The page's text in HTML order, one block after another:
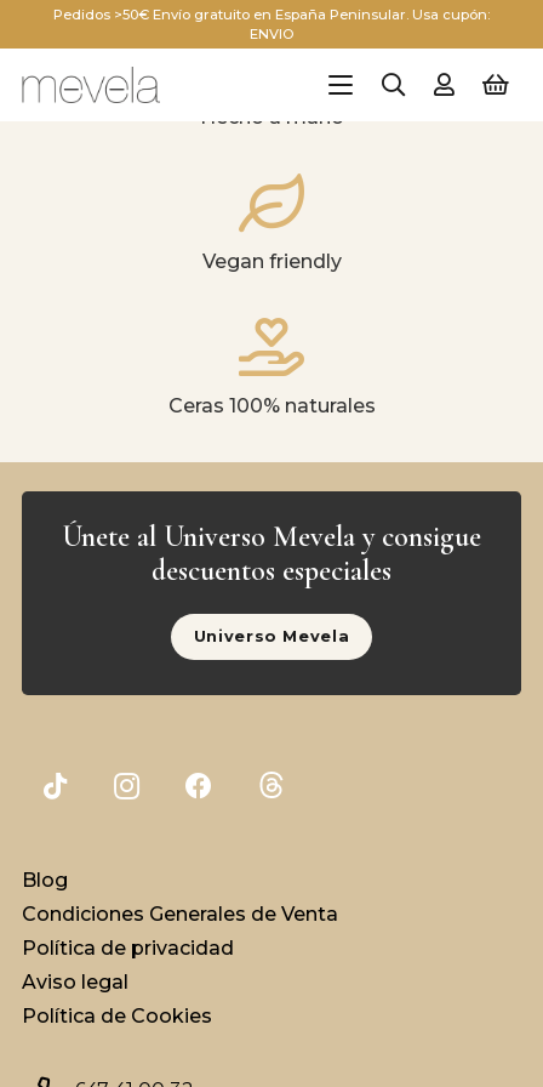
Pedidos >50€ Envío gratuito en España Peninsular. Usa cupón:
ENVIO
Hecho a mano
Vegan friendly
Ceras 100% naturales
Únete al Universo Mevela y consigue
descuentos especiales
Universo Mevela
Blog
Condiciones Generales de Venta
Política de privacidad
Aviso legal
Política de Cookies